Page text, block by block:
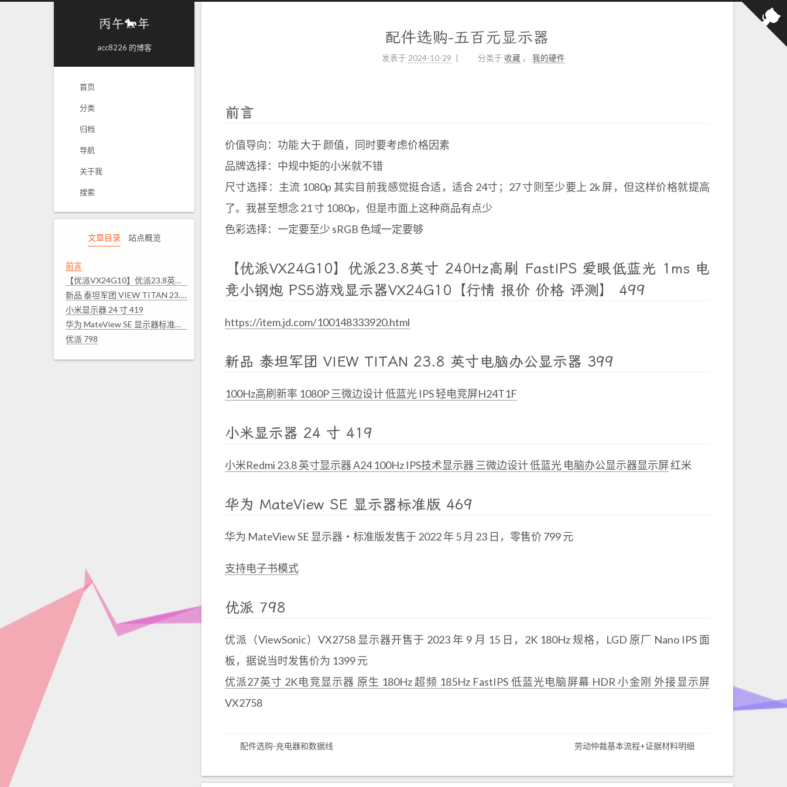
丙午🐎年
acc8226 的博客
首页
分类
归档
导航
关于我
搜索
文章目录 站点概览
前言
【优派VX24G10】优派23.8英寸 240Hz高刷 FastIPS 爱眼低蓝光 1ms 电竞小钢炮 PS5游戏显示器VX24G10【行情 报价 价格 评测】 499
新品 泰坦军团 VIEW TITAN 23.8 英寸电脑办公显示器 399
小米显示器 24 寸 419
华为 MateView SE 显示器标准版 469
优派 798
配件选购-五百元显示器
发表于 2024-10-29 分类于 收藏 ， 我的硬件
前言
价值导向：功能 大于 颜值，同时要考虑价格因素
品牌选择：中规中矩的小米就不错
尺寸选择：主流 1080p 其实目前我感觉挺合适，适合 24寸；27 寸则至少要上 2k 屏，但这样价格就提高
了。我甚至想念 21 寸 1080p，但是市面上这种商品有点少
色彩选择：一定要至少 sRGB 色域一定要够
【优派VX24G10】优派23.8英寸 240Hz高刷 FastIPS 爱眼低蓝光 1ms 电
竞小钢炮 PS5游戏显示器VX24G10【行情 报价 价格 评测】 499
https://item.jd.com/100148333920.html
新品 泰坦军团 VIEW TITAN 23.8 英寸电脑办公显示器 399
100Hz高刷新率 1080P 三微边设计 低蓝光 IPS 轻电竞屏H24T1F
小米显示器 24 寸 419
小米Redmi 23.8 英寸显示器 A24 100Hz IPS技术显示器 三微边设计 低蓝光 电脑办公显示器显示屏红米
华为 MateView SE 显示器标准版 469
华为 MateView SE 显示器・标准版发售于 2022 年 5 月 23 日，零售价 799 元
支持电子书模式
优派 798
优派（ViewSonic）VX2758 显示器开售于 2023 年 9 月 15 日，2K 180Hz 规格，LGD 原厂 Nano IPS 面
板，据说当时发售价为 1399 元
优派27英寸 2K电竞显示器 原生 180Hz 超频 185Hz FastIPS 低蓝光电脑屏幕 HDR 小金刚 外接显示屏
VX2758
配件选购-充电器和数据线 劳动仲裁基本流程+证据材料明细